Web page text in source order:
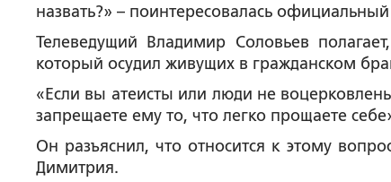
назвать?» – поинтересовалась
Телеведущий Владимир Соловьев
который осудил живущих в гражданском
«Если вы атеисты или люди не
запрещаете ему то, что легко прощаете
Он разъяснил, что относится к этому
Димитрия.